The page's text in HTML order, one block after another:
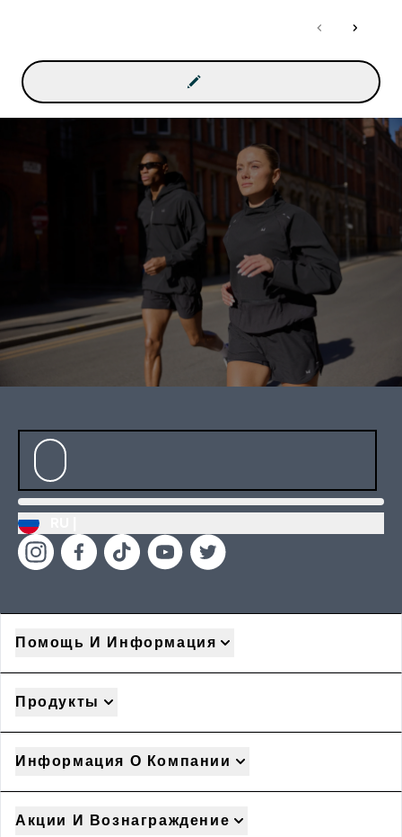
Помощь И Информация
Продукты
Информация О Компании
Акции И Вознаграждение